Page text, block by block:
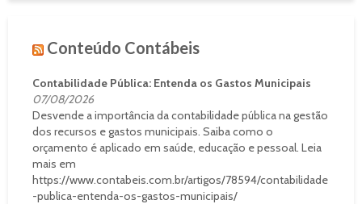
Conteúdo Contábeis
Contabilidade Pública: Entenda os Gastos Municipais
07/08/2026
Desvende a importância da contabilidade pública na gestão
dos recursos e gastos municipais. Saiba como o
orçamento é aplicado em saúde, educação e pessoal. Leia
mais em
https://www.contabeis.com.br/artigos/78594/contabilidade
-publica-entenda-os-gastos-municipais/